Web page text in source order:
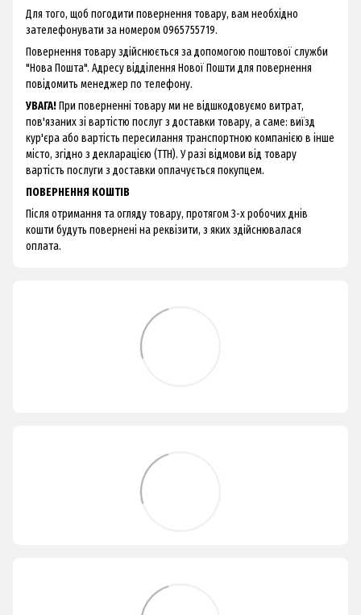
Для того, щоб погодити повернення товару, вам необхідно
зателефонувати за номером 0965755719.
Повернення товару здійснюється за допомогою поштової служби
"Нова Пошта". Адресу відділення Нової Пошти для повернення
повідомить менеджер по телефону.
УВАГА!При поверненні товару ми не відшкодовуємо витрат,
пов'язаних зі вартістю послуг з доставки товару, а саме: виїзд
кур'єра або вартість пересилання транспортною компанією в інше
місто, згідно з декларацією (ТТН). У разі відмови від товару
вартість послуги з доставки оплачується покупцем.
ПОВЕРНЕННЯ КОШТІВ
Після отримання та огляду товару, протягом 3-х робочих днів
кошти будуть повернені на реквізити, з яких здійснювалася
оплата.